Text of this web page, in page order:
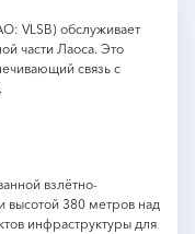
VLSB) обслуживает
части Лаоса. Это
связь с
взлётно-
высотой 380 метров над
инфраструктуры для